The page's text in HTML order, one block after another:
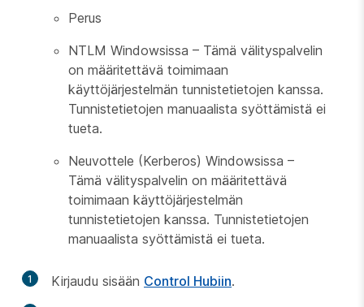
Perus
NTLM Windowsissa – Tämä välityspalvelin
on määritettävä toimimaan
käyttöjärjestelmän tunnistetietojen kanssa.
Tunnistetietojen manuaalista syöttämistä ei
tueta.
Neuvottele (Kerberos) Windowsissa –
Tämä välityspalvelin on määritettävä
toimimaan käyttöjärjestelmän
tunnistetietojen kanssa. Tunnistetietojen
manuaalista syöttämistä ei tueta.
1 Kirjaudu sisään Control Hubiin.